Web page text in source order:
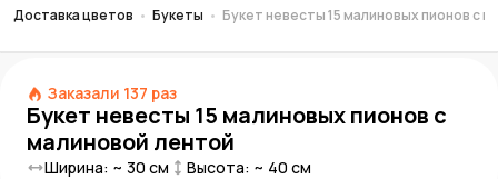
Доставка цветов Букеты Букет невесты 15 малиновых пионов с
Заказали 137 раз
Букет невесты 15 малиновых пионов с
малиновой лентой
Ширина: ~ 30 см Высота: ~ 40 см